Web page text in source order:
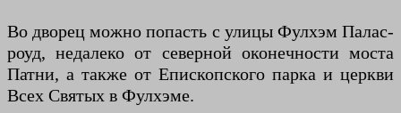
Во дворец можно попасть с улицы Фулхэм Палас-
роуд, недалеко от северной оконечности моста
Патни, а также от Епископского парка и церкви
Всех Святых в Фулхэме.